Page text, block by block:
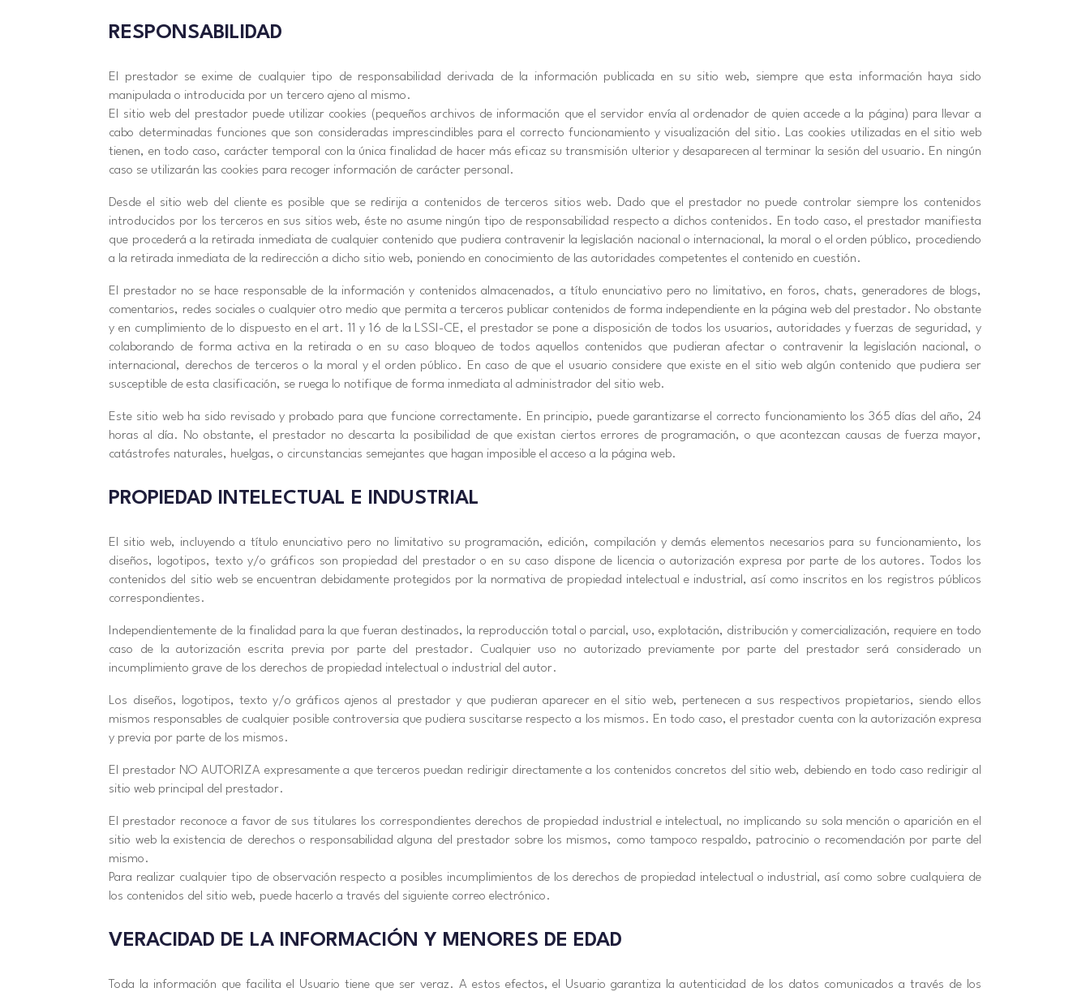
RESPONSABILIDAD
El prestador se exime de cualquier tipo de responsabilidad derivada de la información publicada en su sitio web, siempre que esta información haya sido
manipulada o introducida por un tercero ajeno al mismo.
El sitio web del prestador puede utilizar cookies (pequeños archivos de información que el servidor envía al ordenador de quien accede a la página) para llevar a
cabo determinadas funciones que son consideradas imprescindibles para el correcto funcionamiento y visualización del sitio. Las cookies utilizadas en el sitio web
tienen, en todo caso, carácter temporal con la única finalidad de hacer más eficaz su transmisión ulterior y desaparecen al terminar la sesión del usuario. En ningún
caso se utilizarán las cookies para recoger información de carácter personal.
Desde el sitio web del cliente es posible que se redirija a contenidos de terceros sitios web. Dado que el prestador no puede controlar siempre los contenidos
introducidos por los terceros en sus sitios web, éste no asume ningún tipo de responsabilidad respecto a dichos contenidos. En todo caso, el prestador manifiesta
que procederá a la retirada inmediata de cualquier contenido que pudiera contravenir la legislación nacional o internacional, la moral o el orden público, procediendo
a la retirada inmediata de la redirección a dicho sitio web, poniendo en conocimiento de las autoridades competentes el contenido en cuestión.
El prestador no se hace responsable de la información y contenidos almacenados, a título enunciativo pero no limitativo, en foros, chats, generadores de blogs,
comentarios, redes sociales o cualquier otro medio que permita a terceros publicar contenidos de forma independiente en la página web del prestador. No obstante
y en cumplimiento de lo dispuesto en el art. 11 y 16 de la LSSI-CE, el prestador se pone a disposición de todos los usuarios, autoridades y fuerzas de seguridad, y
colaborando de forma activa en la retirada o en su caso bloqueo de todos aquellos contenidos que pudieran afectar o contravenir la legislación nacional, o
internacional, derechos de terceros o la moral y el orden público. En caso de que el usuario considere que existe en el sitio web algún contenido que pudiera ser
susceptible de esta clasificación, se ruega lo notifique de forma inmediata al administrador del sitio web.
Este sitio web ha sido revisado y probado para que funcione correctamente. En principio, puede garantizarse el correcto funcionamiento los 365 días del año, 24
horas al día. No obstante, el prestador no descarta la posibilidad de que existan ciertos errores de programación, o que acontezcan causas de fuerza mayor,
catástrofes naturales, huelgas, o circunstancias semejantes que hagan imposible el acceso a la página web.
PROPIEDAD INTELECTUAL E INDUSTRIAL
El sitio web, incluyendo a título enunciativo pero no limitativo su programación, edición, compilación y demás elementos necesarios para su funcionamiento, los
diseños, logotipos, texto y/o gráficos son propiedad del prestador o en su caso dispone de licencia o autorización expresa por parte de los autores. Todos los
contenidos del sitio web se encuentran debidamente protegidos por la normativa de propiedad intelectual e industrial, así como inscritos en los registros públicos
correspondientes.
Independientemente de la finalidad para la que fueran destinados, la reproducción total o parcial, uso, explotación, distribución y comercialización, requiere en todo
caso de la autorización escrita previa por parte del prestador. Cualquier uso no autorizado previamente por parte del prestador será considerado un
incumplimiento grave de los derechos de propiedad intelectual o industrial del autor.
Los diseños, logotipos, texto y/o gráficos ajenos al prestador y que pudieran aparecer en el sitio web, pertenecen a sus respectivos propietarios, siendo ellos
mismos responsables de cualquier posible controversia que pudiera suscitarse respecto a los mismos. En todo caso, el prestador cuenta con la autorización expresa
y previa por parte de los mismos.
El prestador NO AUTORIZA expresamente a que terceros puedan redirigir directamente a los contenidos concretos del sitio web, debiendo en todo caso redirigir al
sitio web principal del prestador.
El prestador reconoce a favor de sus titulares los correspondientes derechos de propiedad industrial e intelectual, no implicando su sola mención o aparición en el
sitio web la existencia de derechos o responsabilidad alguna del prestador sobre los mismos, como tampoco respaldo, patrocinio o recomendación por parte del
mismo.
Para realizar cualquier tipo de observación respecto a posibles incumplimientos de los derechos de propiedad intelectual o industrial, así como sobre cualquiera de
los contenidos del sitio web, puede hacerlo a través del siguiente correo electrónico.
VERACIDAD DE LA INFORMACIÓN Y MENORES DE EDAD
Toda la información que facilita el Usuario tiene que ser veraz. A estos efectos, el Usuario garantiza la autenticidad de los datos comunicados a través de los